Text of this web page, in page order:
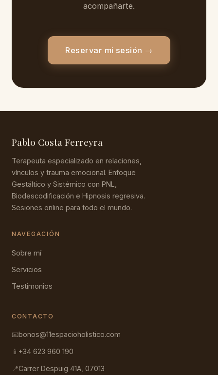
acompañarte.
Reservar mi sesión →
Pablo Costa Ferreyra
Terapeuta especializado en relaciones,
vínculos y trauma emocional. Enfoque
Gestáltico y Sistémico con PNL,
Biodescodificación e Hipnosis regresiva.
Sesiones online para todo el mundo.
NAVEGACIÓN
Sobre mí
Servicios
Testimonios
CONTACTO
📧bonos@11espacioholistico.com
📱 +34 623 960 190
📍Carrer Despuig 41A, 07013